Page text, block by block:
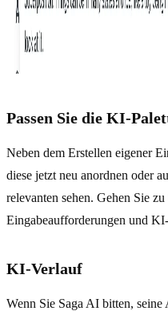
Passen Sie die KI-
Neben dem Erstellen eigener
diese jetzt neu anordnen oder
relevanten sehen. Gehen Sie
Eingabeaufforderungen und
KI-Verlauf
Wenn Sie Saga AI bitten,